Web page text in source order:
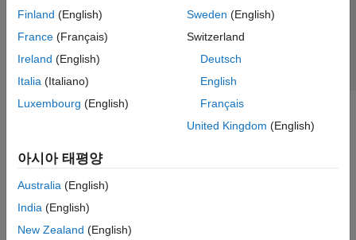
Finland (English)
France (Français)
Ireland (English)
Italia (Italiano)
Luxembourg (English)
Sweden (English)
Switzerland
Deutsch
English
Français
United Kingdom (English)
아시아 태평양
Australia (English)
India (English)
New Zealand (English)